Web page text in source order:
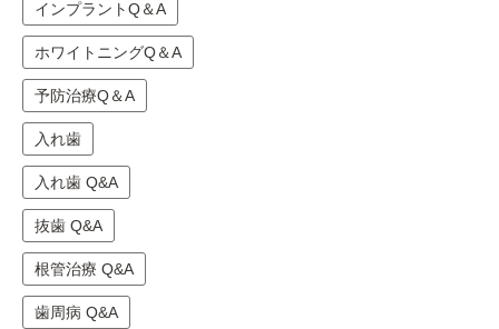
インプラントQ＆A
ホワイトニングQ＆A
予防治療Q＆A
入れ歯
入れ歯 Q&A
抜歯 Q&A
根管治療 Q&A
歯周病 Q&A